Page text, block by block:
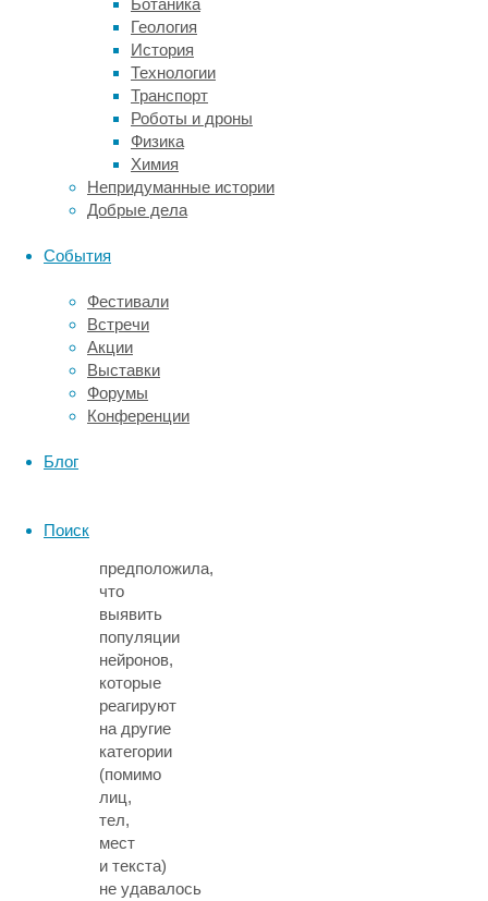
Ботаника
Геология
История
Технологии
Транспорт
Роботы и дроны
Физика
Химия
Непридуманные истории
Добрые дела
События
Фестивали
Встречи
Акции
Выставки
Форумы
Конференции
Блог
Поиск
при
этом
пока
не были
обнаружены
области,
которые
можно
связать
других
объектов.
Команда
исследователей
с Минакши
Хосла
предположила,
что
выявить
популяции
нейронов,
которые
реагируют
на другие
категории
(помимо
лиц,
тел,
мест
и текста)
не удавалось